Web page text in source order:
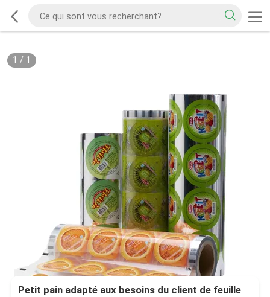
1 / 1
Petit pain adapté aux besoins du client de feuille